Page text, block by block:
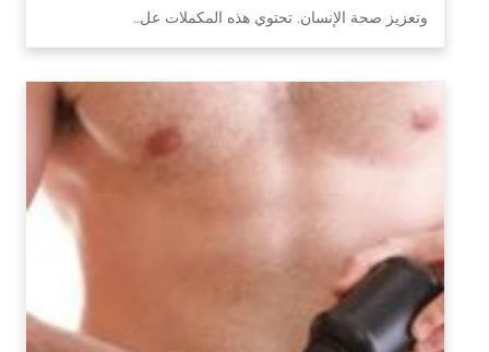
وتعزيز صحة الإنسان. تحتوي هذه المكملات عل…